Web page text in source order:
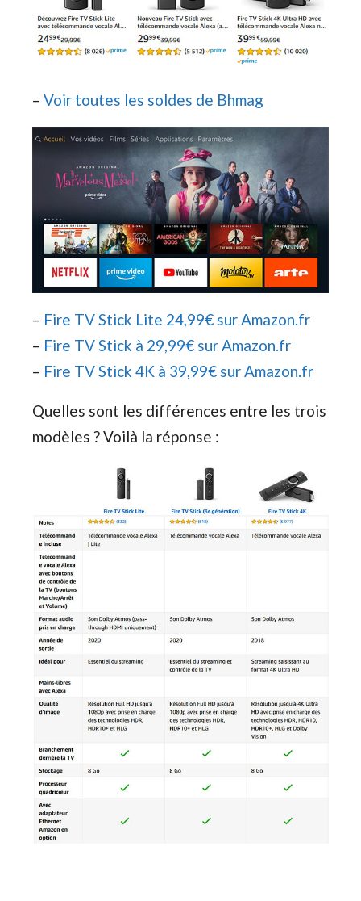
– Voir toutes les soldes de Bhmag
– Fire TV Stick Lite 24,99€ sur Amazon.fr
– Fire TV Stick à 29,99€ sur Amazon.fr
– Fire TV Stick 4K à 39,99€ sur Amazon.fr
Quelles sont les différences entre les trois
modèles ? Voilà la réponse :